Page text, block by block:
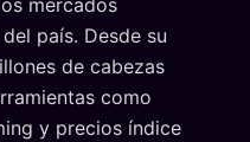
mercados
país. Desde su
de cabezas
como
y precios índice